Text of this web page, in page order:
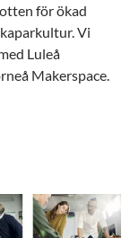
för ökad
Vi
Luleå
Makerspace.